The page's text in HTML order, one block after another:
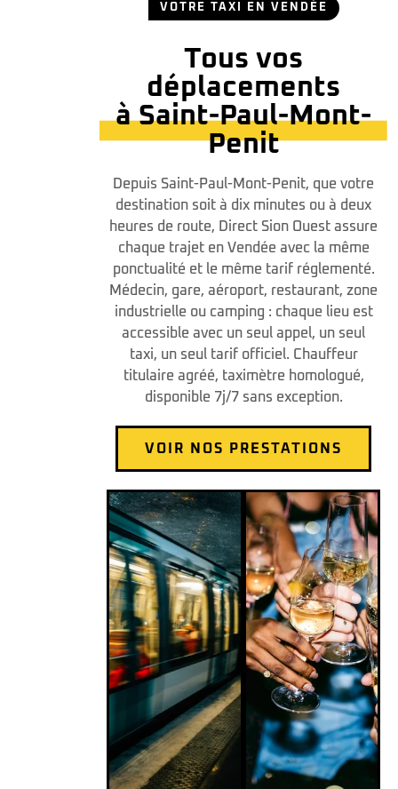
VOTRE TAXI EN VENDÉE
Tous vos
déplacements
à Saint-Paul-Mont-
Penit
Depuis Saint-Paul-Mont-Penit, que votre
destination soit à dix minutes ou à deux
heures de route, Direct Sion Ouest assure
chaque trajet en Vendée avec la même
ponctualité et le même tarif réglementé.
Médecin, gare, aéroport, restaurant, zone
industrielle ou camping : chaque lieu est
accessible avec un seul appel, un seul
taxi, un seul tarif officiel. Chauffeur
titulaire agréé, taximètre homologué,
disponible 7j/7 sans exception.
VOIR NOS PRESTATIONS